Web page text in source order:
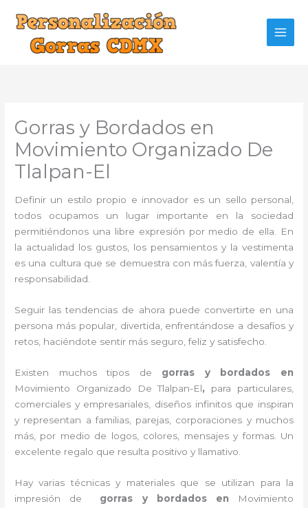
contenido
Gorras y Bordados en
Movimiento Organizado De
Tlalpan-El
Definir un estilo propio e innovador es un sello personal,
todos ocupamos un lugar importante en la sociedad
permitiéndonos una libre expresión por medio de ella. En
la actualidad los gustos, los pensamientos y la vestimenta
es una cultura que se demuestra con más fuerza, valentía y
responsabilidad.
Seguir las tendencias de ahora puede convertirte en una
persona más popular, divertida, enfrentándose a desafíos y
retos, haciéndote sentir más seguro, feliz y satisfecho.
Existen muchos tipos de gorras y bordados en
Movimiento Organizado De Tlalpan-El, para particulares,
comerciales y empresariales, diseños infinitos que inspiran
y representan a familias, parejas, corporaciones y muchos
más, por medio de logos, colores, mensajes y formas. Un
excelente regalo que resulta positivo y llamativo.
Hay varias técnicas y materiales que se utilizan para la
impresión de gorras y bordadosen
Movimiento